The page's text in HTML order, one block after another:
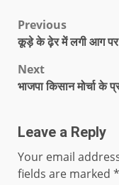
Previous
कूड़े के ढ़ेर में लगी आग पर
Next
भाजपा किसान मोर्चा के
Leave a Reply
Your email
fields are marked *